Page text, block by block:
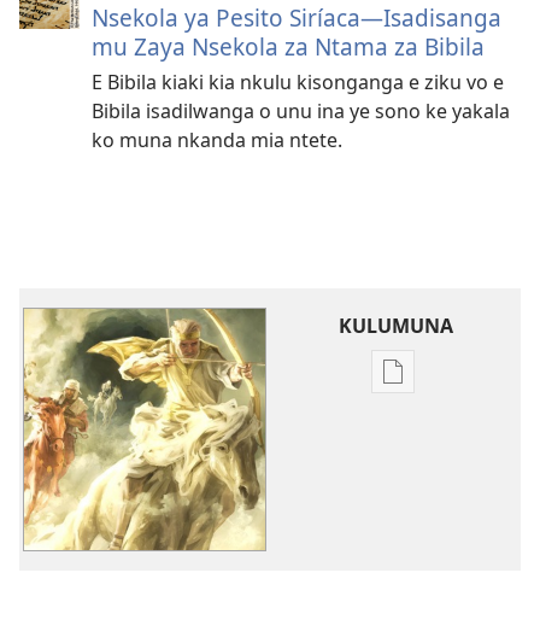
Nsekola ya Pesito Siríaca—Isadisanga
mu Zaya Nsekola za Ntama za Bibila
E Bibila kiaki kia nkulu kisonganga e ziku vo e
Bibila isadilwanga o unu ina ye sono ke yakala
ko muna nkanda mia ntete.
KULUMUNA
Kulumuna